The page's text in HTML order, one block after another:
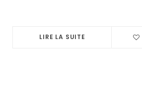
LIRE LA SUITE